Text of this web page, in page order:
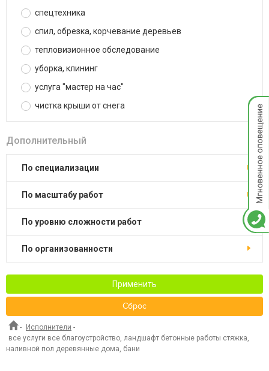
спецтехника
спил, обрезка, корчевание деревьев
тепловизионное обследование
уборка, клининг
услуга "мастер на час"
чистка крыши от снега
Дополнительный
по специализации
по масштабу работ
по уровню сложности работ
по организованности
Применить
Сброс
- Исполнители -
все услуги все благоустройство, ландшафт бетонные работы стяжка,
наливной пол деревянные дома, бани